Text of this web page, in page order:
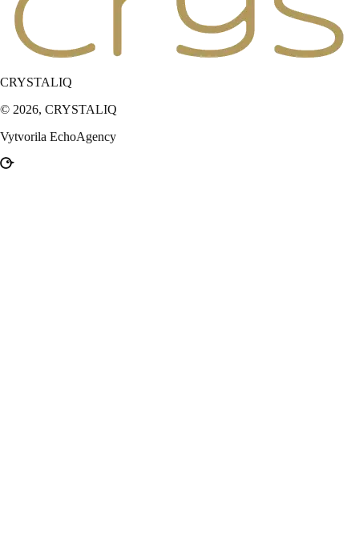
CRYSTALIQ
© 2026, CRYSTALIQ
Vytvorila EchoAgency